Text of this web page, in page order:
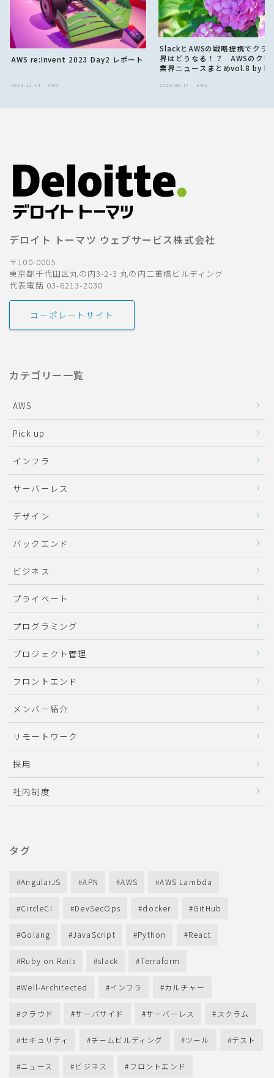
AWS re:Invent 2023 Day2 レポート
2023.12.14 AWS
SlackとAWSの戦略提携でクラ
界はどうなる！？ AWSのクラ
業界ニュースまとめvol.8 by
2020.06.17 AWS
デロイト トーマツ ウェブサービス株式会社
〒100-0005
東京都千代田区丸の内3-2-3 丸の内二重橋ビルディング
代表電話 03-6213-2030
コーポレートサイト
カテゴリー一覧
AWS
Pick up
インフラ
サーバーレス
デザイン
バックエンド
ビジネス
プライベート
プログラミング
プロジェクト管理
フロントエンド
メンバー紹介
リモートワーク
採用
社内制度
タグ
AngularJS APN AWS AWS Lambda
CircleCI DevSecOps docker GitHub
Golang JavaScript Python React
Ruby on Rails slack Terraform
Well-Architected インフラ カルチャー
クラウド サーバサイド サーバーレス スクラム
セキュリティ チームビルディング ツール テスト
ニュース ビジネス フロントエンド